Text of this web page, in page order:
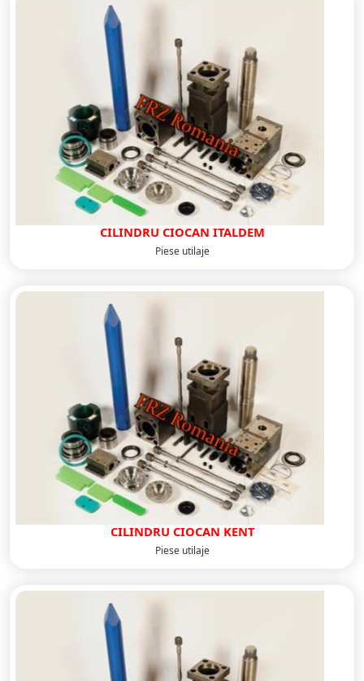
CILINDRU CIOCAN ITALDEM
Piese utilaje
CILINDRU CIOCAN KENT
Piese utilaje